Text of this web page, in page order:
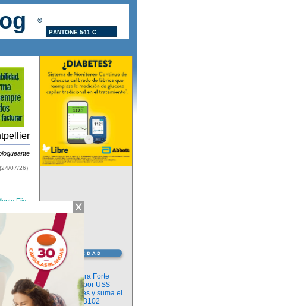
(24/07/26)
Fijo
Información
argenx compra Forte
Biosciences por US$
2.200 millones y suma el
anticuerpo FB102